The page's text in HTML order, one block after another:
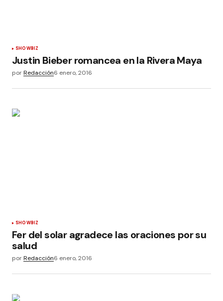
SHOWBIZ
Justin Bieber romancea en la Rivera Maya
porRedacción6 enero, 2016
SHOWBIZ
Fer del solar agradece las oraciones por su
salud
porRedacción6 enero, 2016